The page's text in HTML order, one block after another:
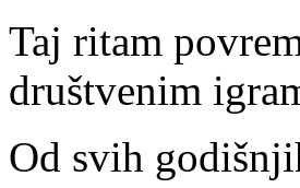
Taj ritam
društvenim
Od svih